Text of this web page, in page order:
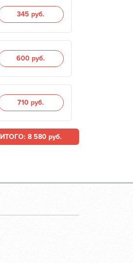
345 руб.
600 руб.
710 руб.
ИТОГО: 8 580 руб.